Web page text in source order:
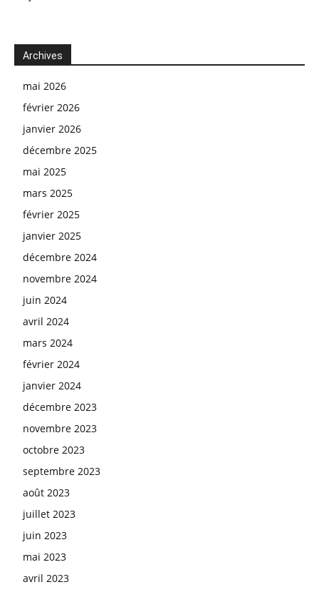
Archives
mai 2026
février 2026
janvier 2026
décembre 2025
mai 2025
mars 2025
février 2025
janvier 2025
décembre 2024
novembre 2024
juin 2024
avril 2024
mars 2024
février 2024
janvier 2024
décembre 2023
novembre 2023
octobre 2023
septembre 2023
août 2023
juillet 2023
juin 2023
mai 2023
avril 2023